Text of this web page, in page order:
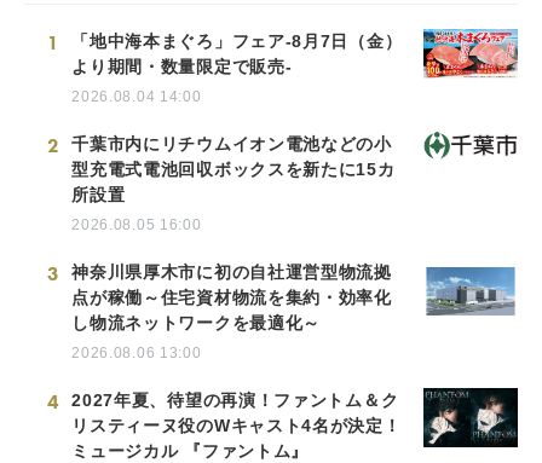
1
「地中海本まぐろ」フェア-8月7日（金）
より期間・数量限定で販売-
2026.08.04 14:00
2
千葉市内にリチウムイオン電池などの小
型充電式電池回収ボックスを新たに15カ
所設置
2026.08.05 16:00
3
神奈川県厚木市に初の自社運営型物流拠
点が稼働～住宅資材物流を集約・効率化
し物流ネットワークを最適化～
2026.08.06 13:00
4
2027年夏、待望の再演！ファントム＆ク
リスティーヌ役のWキャスト4名が決定！
ミュージカル 『ファントム』